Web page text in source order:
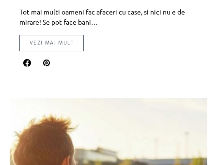
Tot mai multi oameni fac afaceri cu case, si nici nu e de
mirare! Se pot face bani…
VEZI MAI MULT